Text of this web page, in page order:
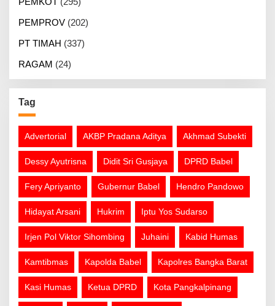
PEMPROV (202)
PT TIMAH (337)
RAGAM (24)
Tag
Advertorial AKBP Pradana Aditya Akhmad Subekti
Dessy Ayutrisna Didit Sri Gusjaya DPRD Babel
Fery Apriyanto Gubernur Babel Hendro Pandowo
Hidayat Arsani Hukrim Iptu Yos Sudarso
Irjen Pol Viktor Sihombing Juhaini Kabid Humas
Kamtibmas Kapolda Babel Kapolres Bangka Barat
Kasi Humas Ketua DPRD Kota Pangkalpinang